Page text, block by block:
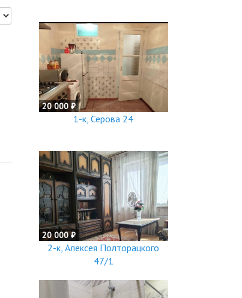
20 000 ₽
1-к, Серова 24
20 000 ₽
2-к, Алексея Полторацкого
47/1